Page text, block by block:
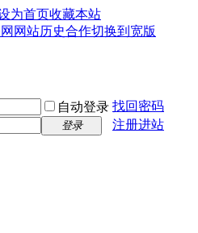
为首页收藏本站
网站历史合作切换到宽版
自动登录 找回密码
登录 注册进站